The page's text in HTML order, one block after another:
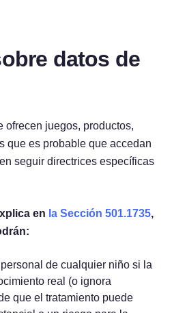
gratis
datos de
ofrecen juegos, productos,
que es probable que accedan
seguir directrices específicas
en la Sección 501.1735,
de cualquier niño si la
real (o ignora
que el tratamiento puede